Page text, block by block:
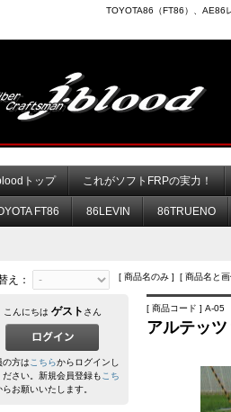
TOYOTA86（FT86）、AE86
トップ これがソフトFRPの実力！
FT86 86LEVIN 86TRUENO
え： [ 商品名のみ ] [ 商品名と
[ 商品コード ] A-05
アルテッ
こんにちは ゲスト さん
の方はこちらからログインし
ださい。新規会員登録もこち
らお願いいたします。